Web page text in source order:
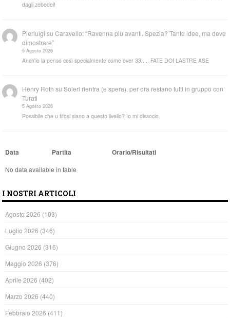
dagli zebedei!
Pierluigi suCaravello: “Ravenna più avanti. Spezia? Tante idee, ma deve
dimostrare”
5 Agosto 2026
Anch'io la penso così specialmente come over 33..... FATE DOI LASTRE ASE
Henry Roth suSoleri rientra (e spera), per ora restano tutti in gruppo con
Turati
5 Agosto 2026
Possibile che u tifosi siano a questo livello? Io mi dissocio.
Data Partita Orario/Risultati
No data available in table
I NOSTRI ARTICOLI
Agosto 2026 (103)
Luglio 2026 (346)
Giugno 2026 (316)
Maggio 2026 (376)
Aprile 2026 (402)
Marzo 2026 (440)
Febbraio 2026 (411)